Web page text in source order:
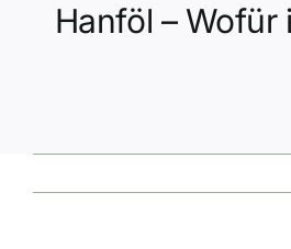
Datenschutz
Hanföl – Wofür